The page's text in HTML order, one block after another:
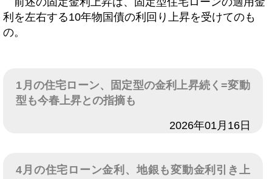
利を左右する10年物国債の利回り上昇を受けてのも
の。
1月の住宅ローン、固定型の金利上昇続く=変動
型も今春上昇との指摘も
2026年01月16日
4月の住宅ローン金利、地銀も変動金利引き上